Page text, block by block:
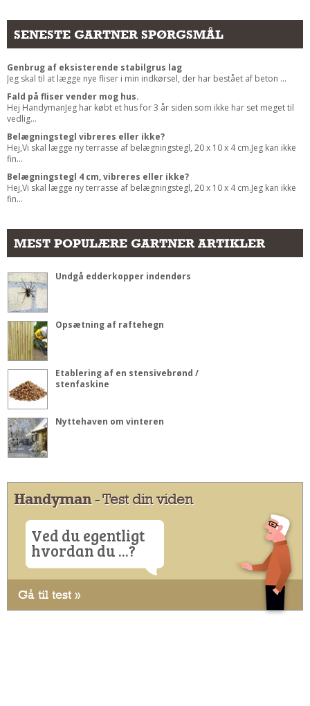
SENESTE GARTNER SPØRGSMÅL
Genbrug af eksisterende stabilgrus lag
Jeg skal til at lægge nye fliser i min indkørsel, der har bestået af beton ...
Fald på fliser vender mog hus.
Hej HandymanJeg har købt et hus for 3 år siden som ikke har set meget til
vedlig...
Belægningstegl vibreres eller ikke?
Hej,Vi skal lægge ny terrasse af belægningstegl, 20 x 10 x 4 cm.Jeg kan ikke
fin...
Belægningstegl 4 cm, vibreres eller ikke?
Hej,Vi skal lægge ny terrasse af belægningstegl, 20 x 10 x 4 cm.Jeg kan ikke
fin...
MEST POPULÆRE GARTNER ARTIKLER
Undgå edderkopper indendørs
Opsætning af raftehegn
Etablering af en stensivebrønd /
stenfaskine
Nyttehaven om vinteren
Handyman- Test din viden
Ved du egentligt
hvordan du ...?
Gå til test »